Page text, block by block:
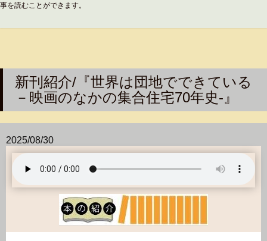
事を読むことができます。
新刊紹介/『世界は団地でできている
－映画のなかの集合住宅70年史-』
2025/08/30